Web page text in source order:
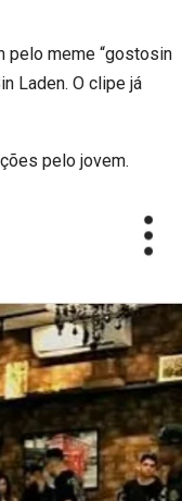
pelo meme “gostosin
Laden. O clipe já
pelo jovem.